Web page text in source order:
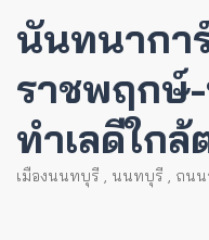
นันทนากา
ราชพฤกษ์
ทำเลดีใก
เมืองนนทบุรี , นนทบุรี , ถน